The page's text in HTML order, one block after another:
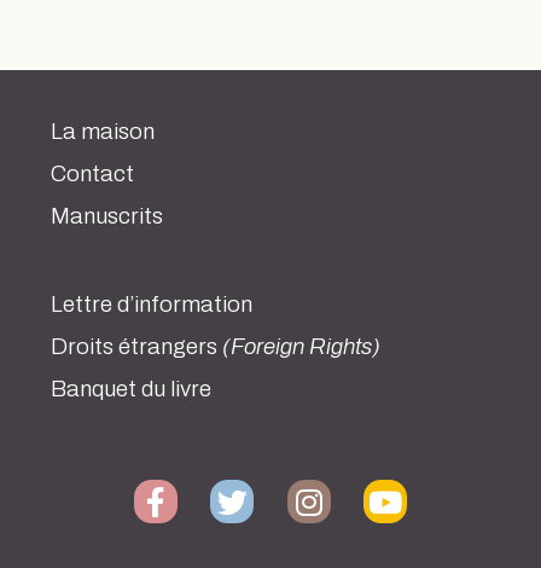
La maison
Contact
Manuscrits
Lettre d’information
Droits étrangers (Foreign Rights)
Banquet du livre